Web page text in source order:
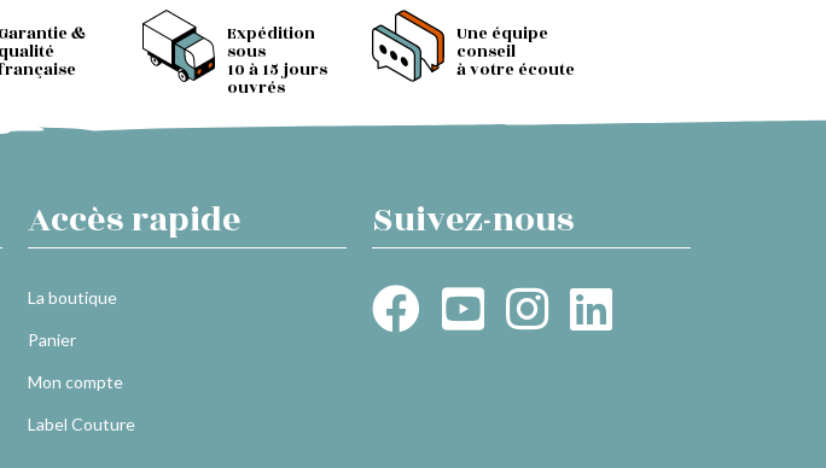
Garantie &
qualité
Expédition
sous
10 à 15 jours
ouvrés
Une équipe
conseil
à votre écoute
Accès rapide
La boutique
Panier
Mon compte
Label Couture
Suivez-nous